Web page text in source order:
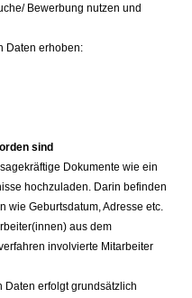
Bewerbung nutzen und
Daten erhoben:
sind
Dokumente wie ein
hochzuladen. Darin befinden
wie Geburtsdatum, Adresse etc.
aus dem
involvierte Mitarbeiter
erfolgt grundsätzlich